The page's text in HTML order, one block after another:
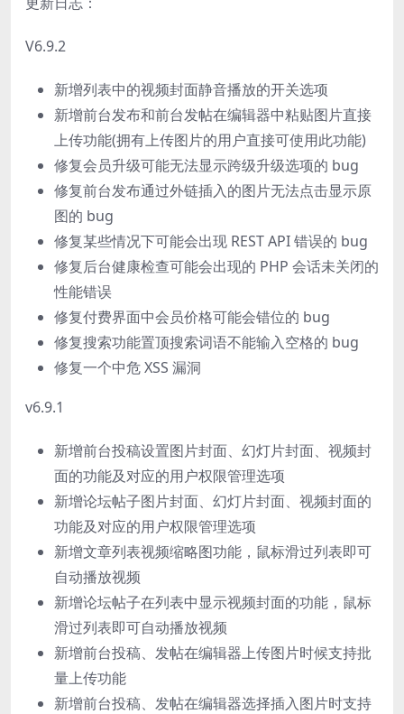
V6.9.2
新增列表中的视频封面静音播放的开关选项
新增前台发布和前台发帖在编辑器中粘贴图片直接
上传功能(拥有上传图片的用户直接可使用此功能)
修复会员升级可能无法显示跨级升级选项的 bug
修复前台发布通过外链插入的图片无法点击显示原
图的 bug
修复某些情况下可能会出现 REST API 错误的 bug
修复后台健康检查可能会出现的 PHP 会话未关闭的
性能错误
修复付费界面中会员价格可能会错位的 bug
修复搜索功能置顶搜索词语不能输入空格的 bug
修复一个中危 XSS 漏洞
v6.9.1
新增前台投稿设置图片封面、幻灯片封面、视频封
面的功能及对应的用户权限管理选项
新增论坛帖子图片封面、幻灯片封面、视频封面的
功能及对应的用户权限管理选项
新增文章列表视频缩略图功能，鼠标滑过列表即可
自动播放视频
新增论坛帖子在列表中显示视频封面的功能，鼠标
滑过列表即可自动播放视频
新增前台投稿、发帖在编辑器上传图片时候支持批
量上传功能
新增前台投稿、发帖在编辑器选择插入图片时支持